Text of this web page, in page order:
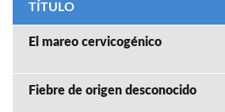
TÍTULO
El mareo cervicogénico
Fiebre de origen desconocido